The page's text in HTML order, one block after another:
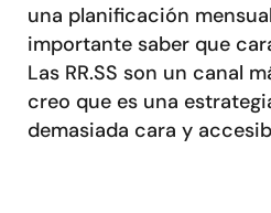
una planificación
importante saber que
Las RR.SS son un canal
creo que es una
demasiada cara y